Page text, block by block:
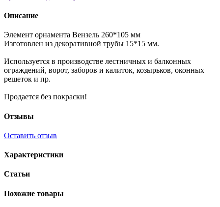
Описание
Элемент орнамента Вензель 260*105 мм
Изготовлен из декоративной трубы 15*15 мм.
Используется в производстве лестничных и балконных
ограждений, ворот, заборов и калиток, козырьков, оконных
решеток и пр.
Продается без покраски!
Отзывы
Оставить отзыв
Характеристики
Статьи
Похожие товары